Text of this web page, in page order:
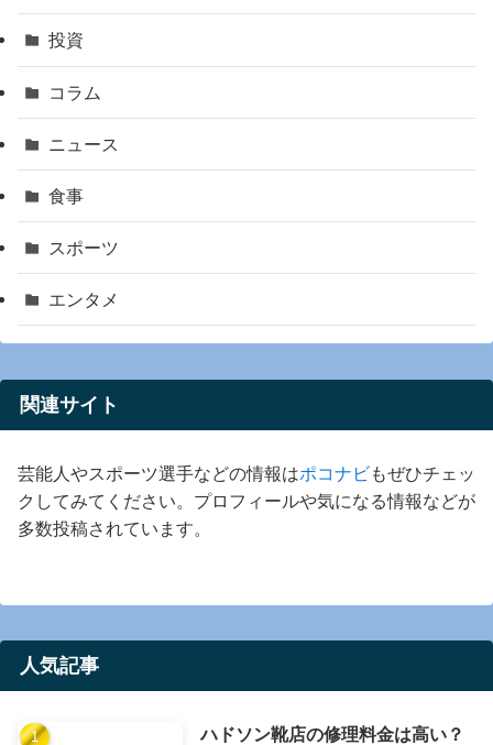
投資
コラム
ニュース
食事
スポーツ
エンタメ
関連サイト
芸能人やスポーツ選手などの情報はポコナビもぜひチェッ
クしてみてください。プロフィールや気になる情報などが
多数投稿されています。
人気記事
ハドソン靴店の修理料金は高い？